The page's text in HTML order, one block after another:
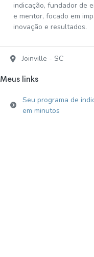
indicação, fundador de
e mentor, focado em
inovação e resultados.
Joinville - SC
Meus links
Seu programa de
em minutos